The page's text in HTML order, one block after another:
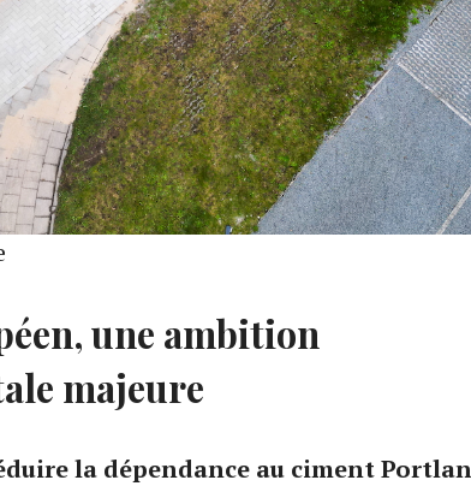
une ambition
majeure
la dépendance au ciment